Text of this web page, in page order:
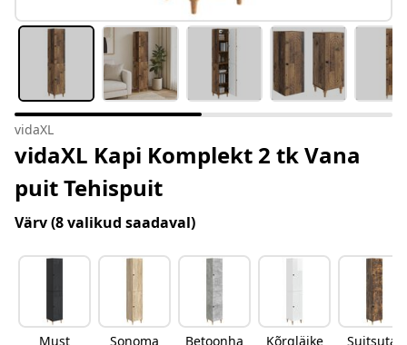
vidaXL
vidaXL Kapi Komplekt 2 tk Vana
puit Tehispuit
Värv(8 valikud saadaval)
Must
Sonoma
Betoonha
Kõrgläike
Suitsutat